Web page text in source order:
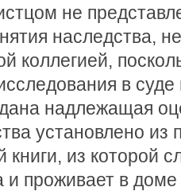
не
наследства,
коллегией,
в суде
надлежащая
установлено из
из которой
и проживает в